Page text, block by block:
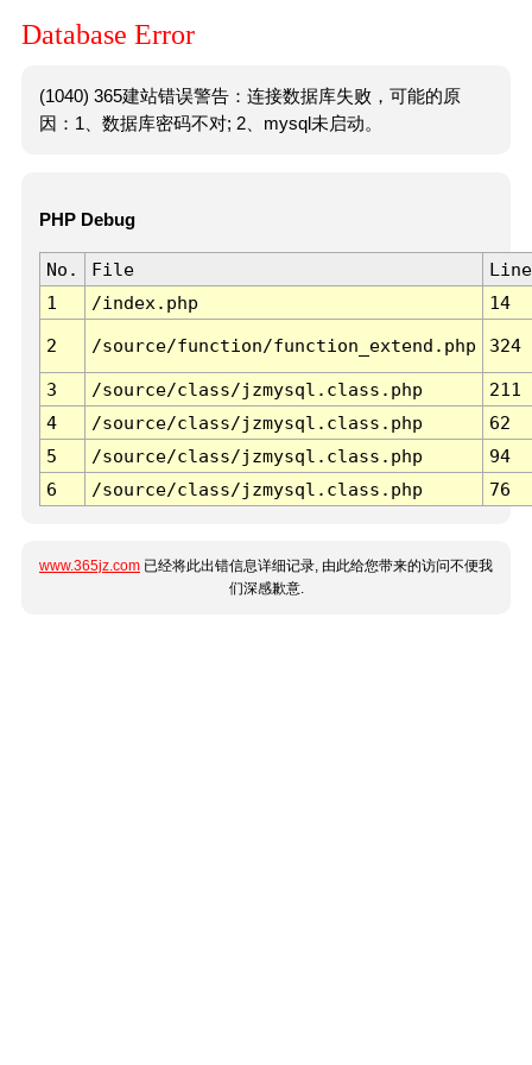
Database Error
(1040) 365建站错误警告：连接数据库失败，可能的原
因：1、数据库密码不对; 2、mysql未启动。
PHP Debug
No. File
Line
1
/index.php 14
2 /source/function/function_extend.php 324
3 /source/class/jzmysql.class.php
211
4
/source/class/jzmysql.class.php
62
5
/source/class/jzmysql.class.php
94
6
/source/class/jzmysql.class.php 76
www.365jz.com 已经将此出错信息详细记录, 由此给您带来的访问不便我
们深感歉意.